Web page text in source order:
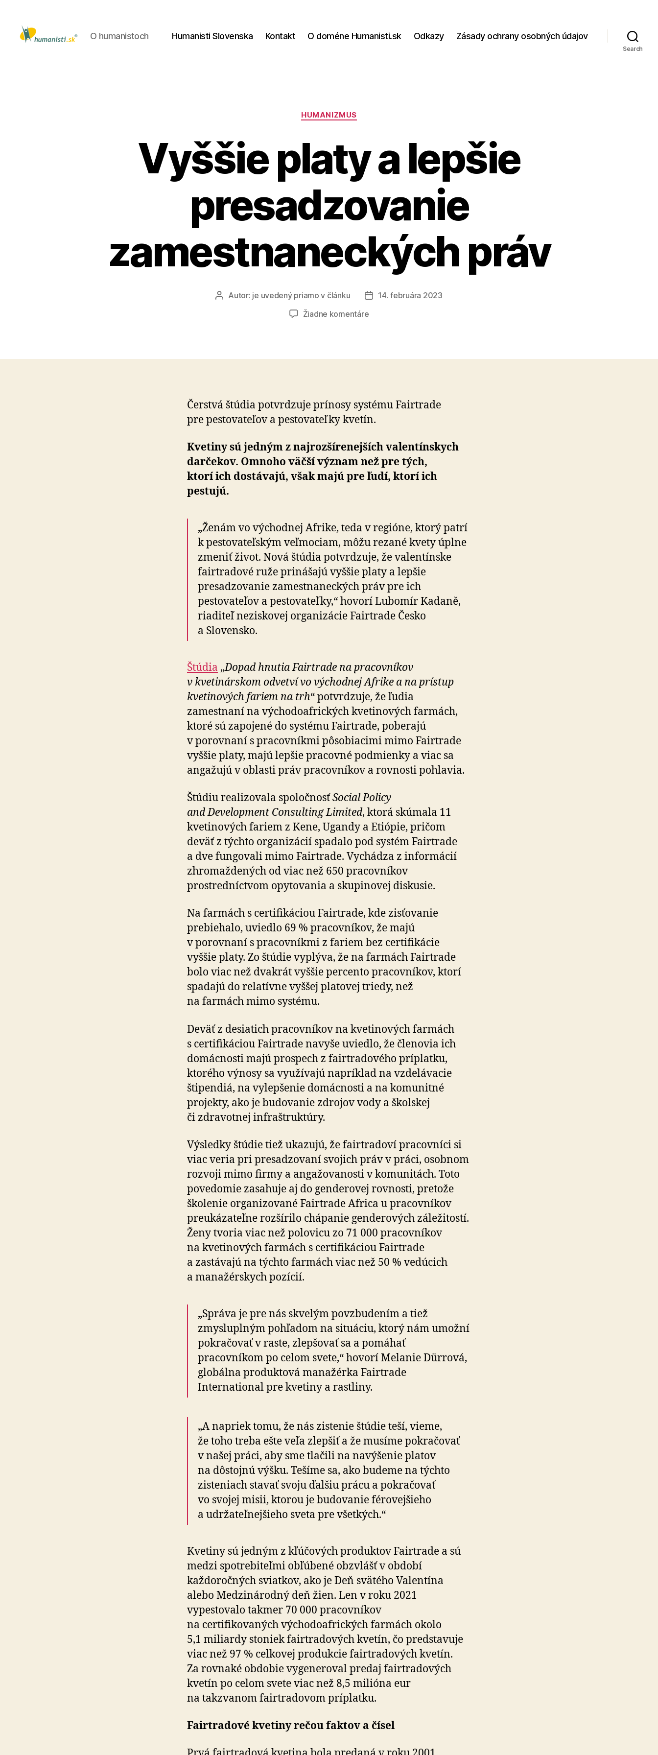
O humanistoch Humanisti Slovenska Kontakt O doméne Humanisti.sk Odkazy Zásady ochrany osobných údajov
Search
Kategórie
HUMANIZMUS
Vyššie platy a lepšie
presadzovanie
zamestnaneckých práv
AutorAutor: je uvedený priamo v článku
Dátum
14. februára 2023
Žiadne komentárena
lepšie
Čerstvá štúdia potvrdzuje prínosy systému Fairtrade
pre pestovateľov a pestovateľky kvetín.
Kvetiny sú jedným z najrozšírenejších valentínskych
darčekov. Omnoho väčší význam než pre tých,
ktorí ich dostávajú, však majú pre ľudí, ktorí ich
pestujú.
„Ženám vo východnej Afrike, teda v regióne, ktorý patrí
k pestovateľským veľmociam, môžu rezané kvety úplne
zmeniť život. Nová štúdia potvrdzuje, že valentínske
fairtradové ruže prinášajú vyššie platy a lepšie
presadzovanie zamestnaneckých práv pre ich
pestovateľov a pestovateľky,“ hovorí Lubomír Kadaně,
riaditeľ neziskovej organizácie Fairtrade Česko
a Slovensko.
Štúdia „Dopad hnutia Fairtrade na pracovníkov
v kvetinárskom odvetví vo východnej Afrike a na prístup
kvetinových fariem na trh“ potvrdzuje, že ľudia
zamestnaní na východoafrických kvetinových farmách,
ktoré sú zapojené do systému Fairtrade, poberajú
v porovnaní s pracovníkmi pôsobiacimi mimo Fairtrade
vyššie platy, majú lepšie pracovné podmienky a viac sa
angažujú v oblasti práv pracovníkov a rovnosti pohlavia.
Štúdiu realizovala spoločnosťSocial Policy
and Development Consulting Limited, ktorá skúmala 11
kvetinových fariem z Kene, Ugandy a Etiópie, pričom
deväť z týchto organizácií spadalo pod systém Fairtrade
a dve fungovali mimo Fairtrade. Vychádza z informácií
zhromaždených od viac než 650 pracovníkov
prostredníctvom opytovania a skupinovej diskusie.
Na farmách s certifikáciou Fairtrade, kde zisťovanie
prebiehalo, uviedlo 69 % pracovníkov, že majú
v porovnaní s pracovníkmi z fariem bez certifikácie
vyššie platy. Zo štúdie vyplýva, že na farmách Fairtrade
bolo viac než dvakrát vyššie percento pracovníkov, ktorí
spadajú do relatívne vyššej platovej triedy, než
na farmách mimo systému.
Deväť z desiatich pracovníkov na kvetinových farmách
s certifikáciou Fairtrade navyše uviedlo, že členovia ich
domácnosti majú prospech z fairtradového príplatku,
ktorého výnosy sa využívajú napríklad na vzdelávacie
štipendiá, na vylepšenie domácnosti a na komunitné
projekty, ako je budovanie zdrojov vody a školskej
či zdravotnej infraštruktúry.
Výsledky štúdie tiež ukazujú, že fairtradoví pracovníci si
viac veria pri presadzovaní svojich práv v práci, osobnom
rozvoji mimo firmy a angažovanosti v komunitách. Toto
povedomie zasahuje aj do genderovej rovnosti, pretože
školenie organizované Fairtrade Africa u pracovníkov
preukázateľne rozšírilo chápanie genderových záležitostí.
Ženy tvoria viac než polovicu zo 71 000 pracovníkov
na kvetinových farmách s certifikáciou Fairtrade
a zastávajú na týchto farmách viac než 50 % vedúcich
a manažérskych pozícií.
„Správa je pre nás skvelým povzbudením a tiež
zmysluplným pohľadom na situáciu, ktorý nám umožní
pokračovať v raste, zlepšovať sa a pomáhať
pracovníkom po celom svete,“ hovorí Melanie Dürrová,
globálna produktová manažérka Fairtrade
International pre kvetiny a rastliny.
„A napriek tomu, že nás zistenie štúdie teší, vieme,
že toho treba ešte veľa zlepšiť a že musíme pokračovať
v našej práci, aby sme tlačili na navýšenie platov
na dôstojnú výšku. Tešíme sa, ako budeme na týchto
zisteniach stavať svoju ďalšiu prácu a pokračovať
vo svojej misii, ktorou je budovanie férovejšieho
a udržateľnejšieho sveta pre všetkých.“
Kvetiny sú jedným z kľúčových produktov Fairtrade a sú
medzi spotrebiteľmi obľúbené obzvlášť v období
každoročných sviatkov, ako je Deň svätého Valentína
alebo Medzinárodný deň žien. Len v roku 2021
vypestovalo takmer 70 000 pracovníkov
na certifikovaných východoafrických farmách okolo
5,1 miliardy stoniek fairtradových kvetín, čo predstavuje
viac než 97 % celkovej produkcie fairtradových kvetín.
Za rovnaké obdobie vygeneroval predaj fairtradových
kvetín po celom svete viac než 8,5 milióna eur
na takzvanom fairtradovom príplatku.
Fairtradové kvetiny rečou faktov a čísel